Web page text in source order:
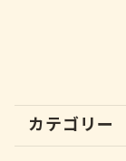
カテゴリー